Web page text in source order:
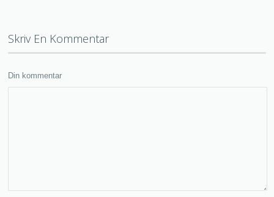
Skriv En Kommentar
Din kommentar